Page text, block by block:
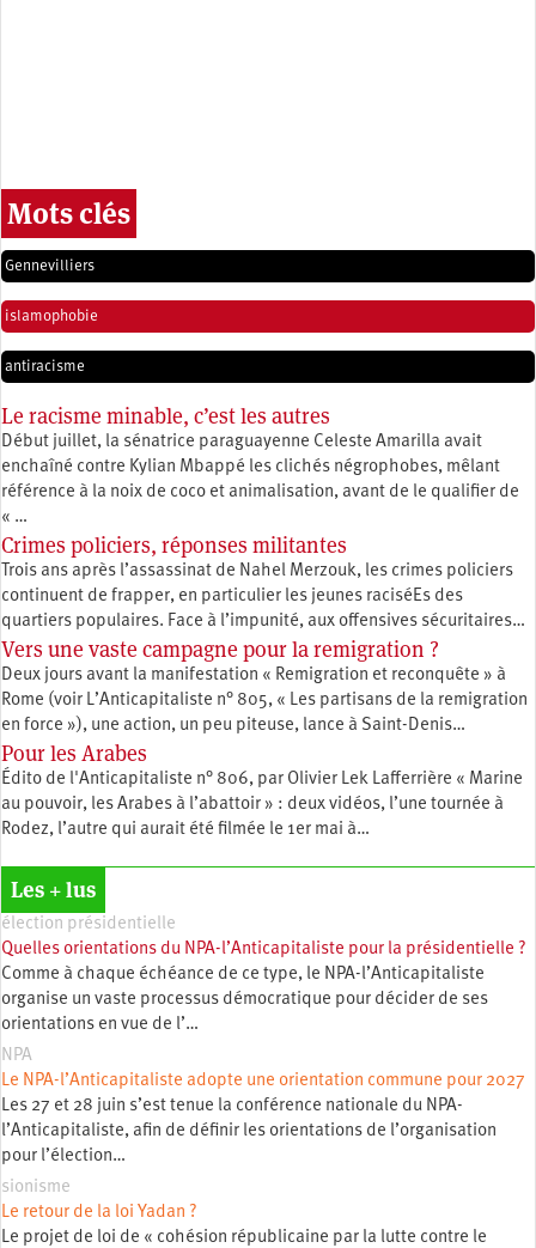
Mots clés
Gennevilliers
islamophobie
antiracisme
Le racisme minable, c’est les autres
Début juillet, la sénatrice paraguayenne Celeste Amarilla avait
enchaîné contre Kylian Mbappé les clichés négrophobes, mêlant
référence à la noix de coco et animalisation, avant de le qualifier de
« …
Crimes policiers, réponses militantes
Trois ans après l’assassinat de Nahel Merzouk, les crimes policiers
continuent de frapper, en particulier les jeunes raciséEs des
quartiers populaires. Face à l’impunité, aux offensives sécuritaires…
Vers une vaste campagne pour la remigration ?
Deux jours avant la manifestation « Remigration et reconquête » à
Rome (voir L’Anticapitaliste n° 805, « Les partisans de la remigration
en force »), une action, un peu piteuse, lance à Saint-Denis…
Pour les Arabes
Édito de l'Anticapitaliste n° 806, par Olivier Lek Lafferrière « Marine
au pouvoir, les Arabes à l’abattoir » : deux vidéos, l’une tournée à
Rodez, l’autre qui aurait été filmée le 1er mai à…
Les + lus
élection présidentielle
Quelles orientations du NPA-l’Anticapitaliste pour la présidentielle ?
Comme à chaque échéance de ce type, le NPA-l’Anticapitaliste
organise un vaste processus démocratique pour décider de ses
orientations en vue de l’…
NPA
Le NPA-l’Anticapitaliste adopte une orientation commune pour 2027
Les 27 et 28 juin s’est tenue la conférence nationale du NPA-
l’Anticapitaliste, afin de définir les orientations de l’organisation
pour l’élection…
sionisme
Le retour de la loi Yadan ?
Le projet de loi de « cohésion républicaine par la lutte contre le